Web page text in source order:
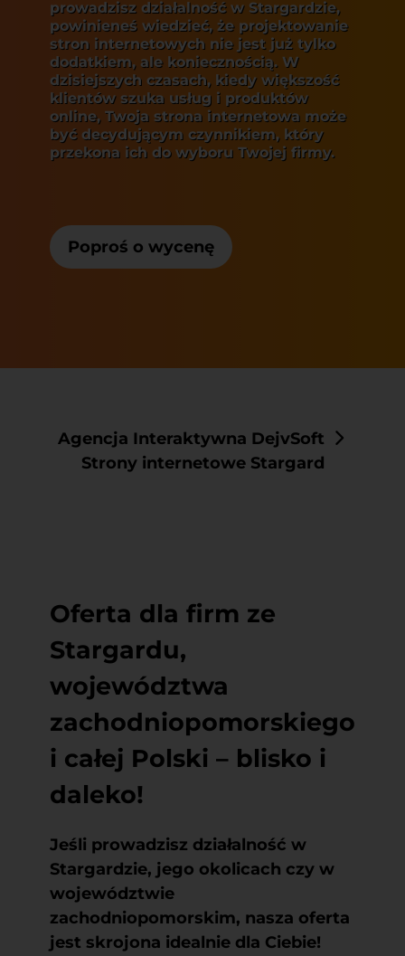
prowadzisz działalność w Stargardzie,
powinieneś wiedzieć, że projektowanie
stron internetowych nie jest już tylko
dodatkiem, ale koniecznością. W
dzisiejszych czasach, kiedy większość
klientów szuka usług i produktów
online, Twoja strona internetowa może
być decydującym czynnikiem, który
przekona ich do wyboru Twojej firmy.
Poproś o wycenę
Agencja Interaktywna DejvSoft
Strony internetowe Stargard
Oferta dla firm ze
Stargardu,
województwa
zachodniopomorskiego
i całej Polski – blisko i
daleko!
Jeśli prowadzisz działalność w
Stargardzie, jego okolicach czy w
województwie
zachodniopomorskim, nasza oferta
jest skrojona idealnie dla Ciebie!